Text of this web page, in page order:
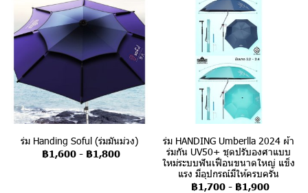
ร่ม Handing Soful (ร่มมันม่วง)
฿1,600 - ฿1,800
ร่ม HANDING Umberlla 2024 ผ้า
ร่มกัน UV50+ ชุดปรับองศาแบบ
ใหม่ระบบฟันเฟือนขนาดใหญ่ แข็ง
แรง มีอุปกรณ์มีให้ครบครัน
฿1,700 - ฿1,900